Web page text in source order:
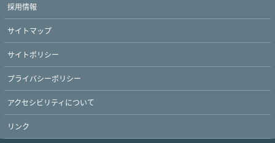
採用情報
サイトマップ
サイトポリシー
プライバシーポリシー
アクセシビリティについて
リンク